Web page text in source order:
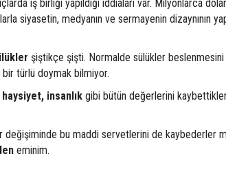
iş birliği yapıldığı iddiaları var. Milyonlarca
siyasetin, medyanın ve sermayenin dizaynının
şiştikçe şişti. Normalde sülükler beslenmesini
bir türlü doymak bilmiyor.
haysiyet, insanlık gibi bütün değerlerini
değişiminde bu maddi servetlerini de kaybederler
eminim.